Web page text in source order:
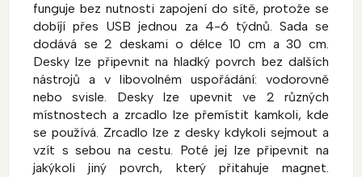
funguje bez nutnosti zapojení do sítě, protože se
dobíjí přes USB jednou za 4-6 týdnů. Sada se
dodává se 2 deskami o délce 10 cm a 30 cm.
Desky lze připevnit na hladký povrch bez dalších
nástrojů a v libovolném uspořádání: vodorovně
nebo svisle. Desky lze upevnit ve 2 různých
místnostech a zrcadlo lze přemístit kamkoli, kde
se používá. Zrcadlo lze z desky kdykoli sejmout a
vzít s sebou na cestu. Poté jej lze připevnit na
jakýkoli jiný povrch, který přitahuje magnet.